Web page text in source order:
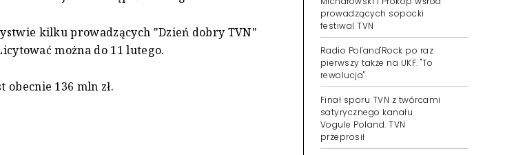
kilku prowadzących "Dzień dobry TVN"
można do 11 lutego.
obecnie 136 mln zł.
prowadzących sopocki
festiwal TVN
Radio Pol'and'Rock po raz
pierwszy także na UKF. "To
rewolucja"
Finał sporu TVN z twórcami
satyrycznego kanału
Vogule Poland. TVN
przeprosił